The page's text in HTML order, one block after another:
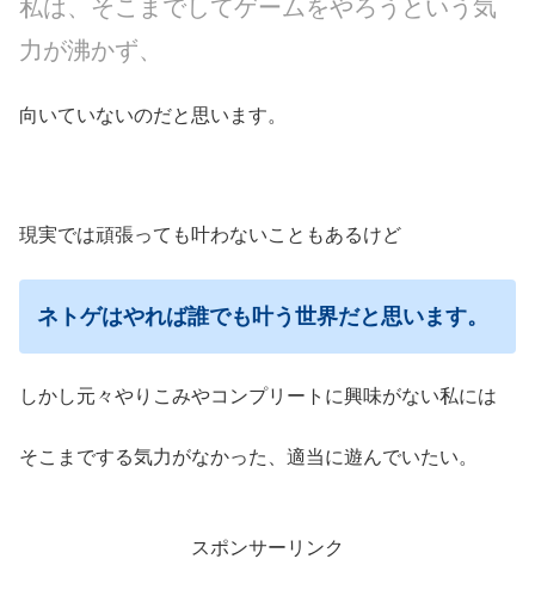
私は、そこまでしてゲームをやろうという気
力が沸かず、
向いていないのだと思います。
現実では頑張っても叶わないこともあるけど
ネトゲはやれば誰でも叶う世界だと思います。
しかし元々やりこみやコンプリートに興味がない私には
そこまでする気力がなかった、適当に遊んでいたい。
スポンサーリンク